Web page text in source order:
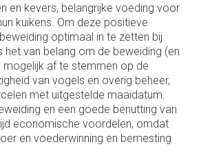
en kevers, belangrijke voeding voor
kuikens. Om deze positieve
optimaal in te zetten bij
het van belang om de beweiding (en
af te stemmen op de
van vogels en overig beheer,
met uitgestelde maaidatum.
en een goede benutting van
economische voordelen, omdat
en voederwinning en bemesting